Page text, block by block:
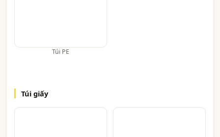
Túi PE
Túi giấy